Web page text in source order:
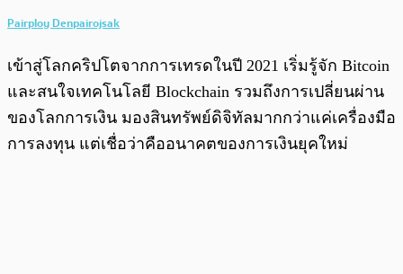
Pairploy Denpairojsak
เข้าสู่โลกคริปโตจากการเทรดในปี 2021 เริ่มรู้จัก Bitcoin
และสนใจเทคโนโลยี Blockchain รวมถึงการเปลี่ยนผ่าน
ของโลกการเงิน มองสินทรัพย์ดิจิทัลมากกว่าแค่เครื่องมือ
การลงทุน แต่เชื่อว่าคืออนาคตของการเงินยุคใหม่